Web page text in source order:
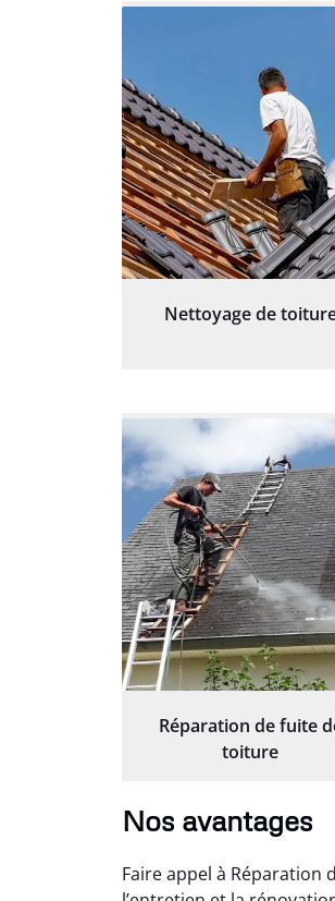
Nettoyage de
Réparation de fuite
toiture
Nos avantages
Faire appel à